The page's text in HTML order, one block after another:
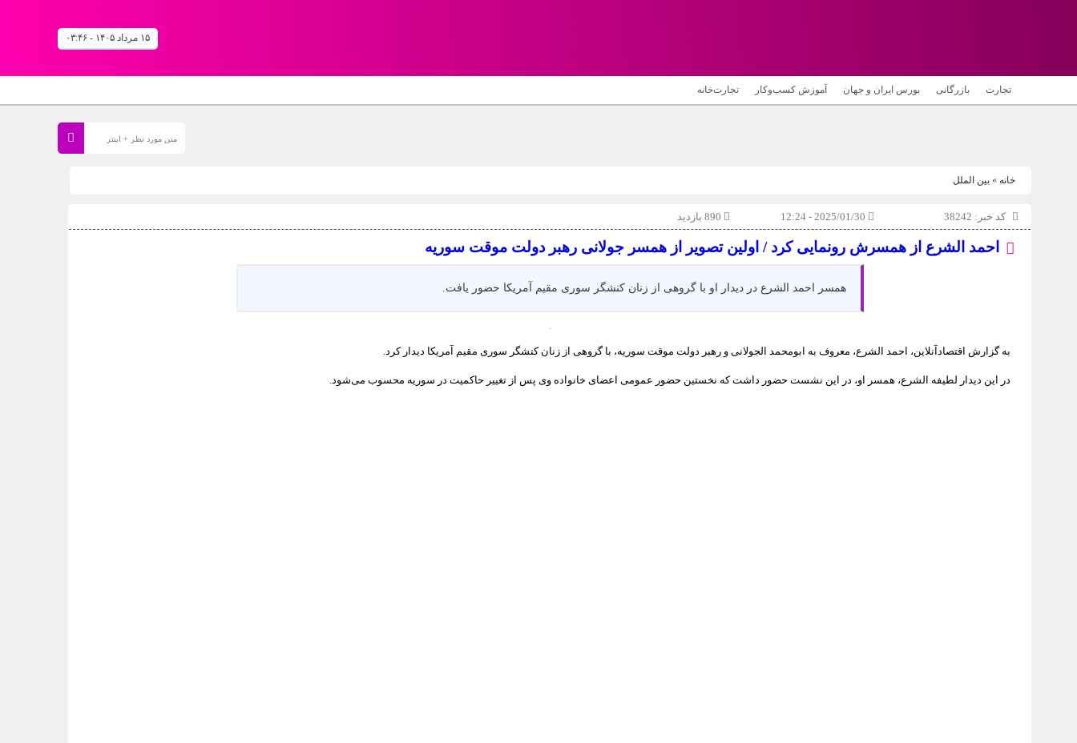
۱۵ مرداد ۱۴۰۵ - ۰۳:۴۶
تجارت بازرگانی بورس ایران و جهان آموزش کسب‌وکار تجارت‌خانه
خانه » بین الملل
کد خبر: 38242
احمد الشرع از همسرش رونمایی کرد / اولین تصویر از همسر جولانی رهبر دولت موقت سوریه
همسر احمد الشرع در دیدار او با گروهی از زنان کنشگر سوری مقیم آمریکا حضور یافت.
به گزارش اقتصادآنلاین، احمد الشرع، معروف به ابومحمد الجولانی و رهبر دولت موقت سوریه، با گروهی از زنان کنشگر سوری مقیم آمریکا دیدار کرد.
در این دیدار لطیفه الشرع، همسر او، در این نشست حضور داشت که نخستین حضور عمومی اعضای خانواده وی پس از تغییر حاکمیت در سوریه محسوب می‌شود.